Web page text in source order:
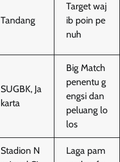
Tandang
Target waj
ib poin pe
nuh
SUGBK, Ja
karta
Big Match
penentu g
engsi dan
peluang lo
los
Stadion N
Laga pam